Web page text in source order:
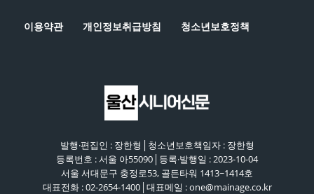
이용약관 개인정보취급방침 청소년보호정책
발행·편집인 : 장한형│청소년보호책임자 : 장한형
등록번호 : 서울 아55090│등록·발행일 : 2023-10-04
서울 서대문구 충정로53, 골든타워 1413~1414호
대표전화 : 02-2654-1400│대표메일 : one@mainage.co.kr